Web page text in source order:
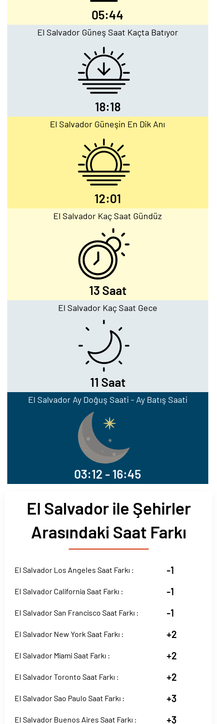
05:44
El Salvador Güneş Saat Kaçta Batıyor
18:18
El Salvador Güneşin En Dik Anı
12:01
El Salvador Kaç Saat Gündüz
13 Saat
El Salvador Kaç Saat Gece
11 Saat
El Salvador Ay Doğuş Saati - Ay Batış Saati
03:12 - 16:45
El Salvador ile Şehirler
Arasındaki Saat Farkı
El Salvador Los Angeles Saat Farkı : -1
El Salvador California Saat Farkı : -1
El Salvador San Francisco Saat Farkı : -1
El Salvador New York Saat Farkı : +2
El Salvador Miami Saat Farkı : +2
El Salvador Toronto Saat Farkı : +2
El Salvador Sao Paulo Saat Farkı : +3
El Salvador Buenos Aires Saat Farkı : +3